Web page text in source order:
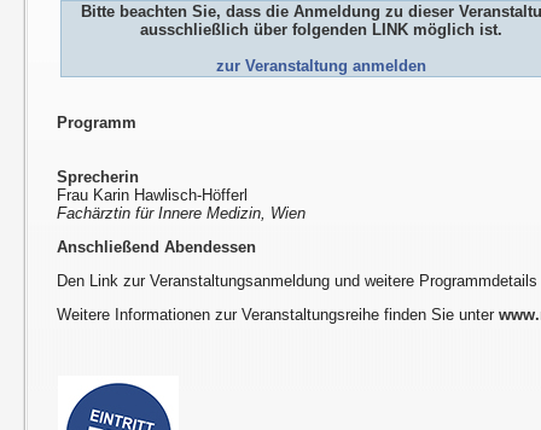
Bitte beachten Sie, dass die Anmeldung zu dieser
ausschließlich über folgenden LINK möglich ist.
zur Veranstaltung anmelden
Programm
Sprecherin
Frau Karin Hawlisch-Höfferl
Fachärztin für Innere Medizin, Wien
Anschließend Abendessen
Den Link zur Veranstaltungsanmeldung und weitere
Weitere Informationen zur Veranstaltungsreihe finden Sie unter